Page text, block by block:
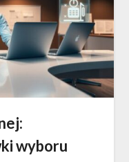
wyboru